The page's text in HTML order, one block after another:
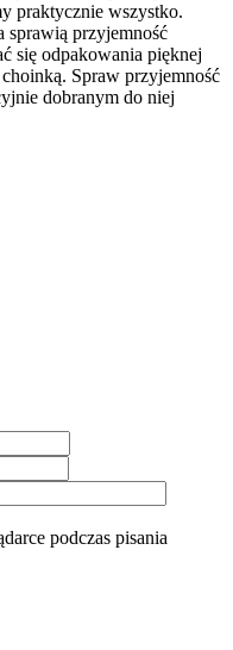
praktycznie wszystko.
sprawią przyjemność
się odpakowania pięknej
Spraw przyjemność
dobranym do niej
podczas pisania